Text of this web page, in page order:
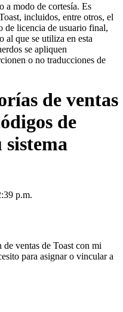
a modo de cortesía. Es
incluidos, entre otros, el
de licencia de usuario final,
al que se utiliza en esta
se apliquen
o no traducciones de
de ventas
de
p.m.
ventas de Toast con mi
para asignar o vincular a